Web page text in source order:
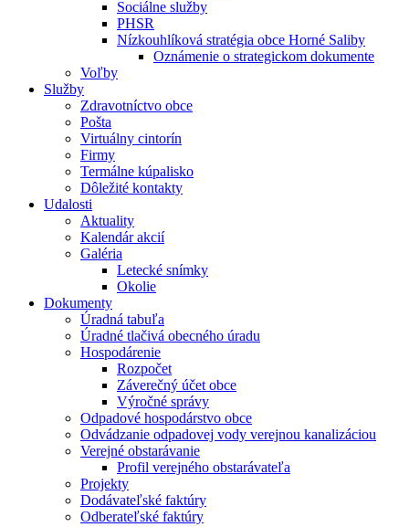
Sociálne služby
PHSR
Nízkouhlíková stratégia obce Horné Saliby
Oznámenie o strategickom dokumente
Voľby
Služby
Zdravotníctvo obce
Pošta
Virtuálny cintorín
Firmy
Termálne kúpalisko
Dôležité kontakty
Udalosti
Aktuality
Kalendár akcií
Galéria
Letecké snímky
Okolie
Dokumenty
Úradná tabuľa
Úradné tlačivá obecného úradu
Hospodárenie
Rozpočet
Záverečný účet obce
Výročné správy
Odpadové hospodárstvo obce
Odvádzanie odpadovej vody verejnou kanalizáciou
Verejné obstarávanie
Profil verejného obstarávateľa
Projekty
Dodávateľské faktúry
Odberateľské faktúry